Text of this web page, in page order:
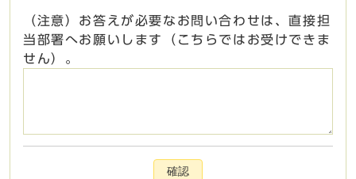
（注意）お答えが必要なお問い合わせは、直接担
当部署へお願いします（こちらではお受けできま
せん）。
確認